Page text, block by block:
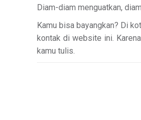
Diam-diam menguatkan,
Kamu bisa bayangkan? Di
kontak di website ini.
kamu tulis.